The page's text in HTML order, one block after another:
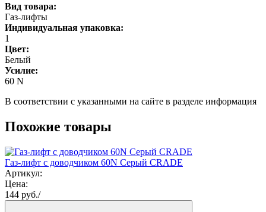
Вид товара:
Газ-лифты
Индивидуальная упаковка:
1
Цвет:
Белый
Усилие:
60 N
В соответствии с указанными на сайте в разделе информация
Похожие товары
Газ-лифт с доводчиком 60N Серый CRADE
Артикул:
Цена:
144 руб./